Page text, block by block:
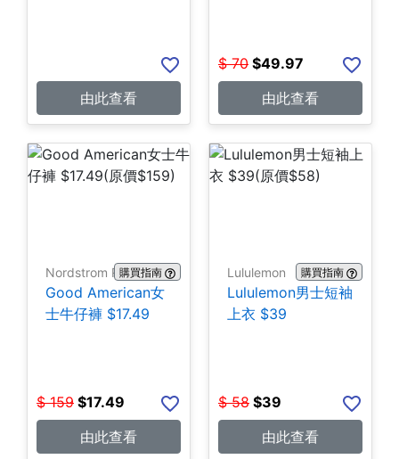
由此查看
$ 70 $49.97
由此查看
Nordstrom Rack購買指南
Good American女
士牛仔褲 $17.49
$ 159 $17.49
由此查看
Lululemon 購買指南
Lululemon男士短袖
上衣 $39
$ 58 $39
由此查看